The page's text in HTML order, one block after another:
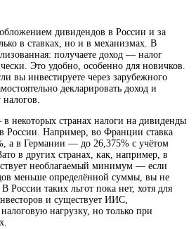
дивидендов в России и за
в ставках, но и в механизмах. В
получаете доход — налог
Это удобно, особенно для новичков.
вы инвестируете через зарубежного
декларировать доход и
налогов.
некоторых странах налоги на дивиденды
России. Например, во Франции ставка
а в Германии — до 26,375% с учётом
в других странах, как, например, в
необлагаемый минимум — если
меньше определённой суммы, вы не
России таких льгот пока нет, хотя для
и существует ИИС,
нагрузку, но только при